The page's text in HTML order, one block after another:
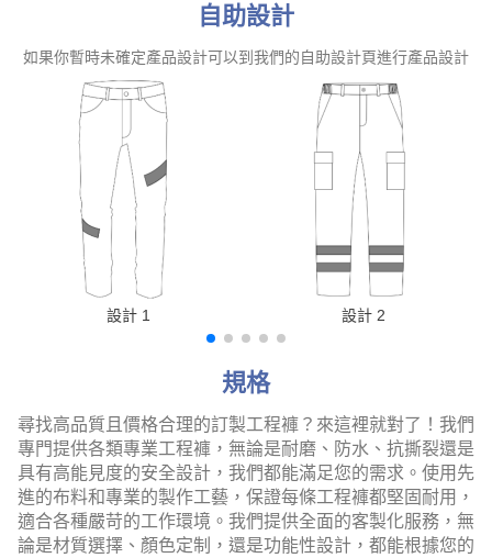
自助設計
如果你暫時未確定產品設計可以到我們的自助設計頁進行產品設計
設計 1 設計 2
規格
尋找高品質且價格合理的訂製工程褲？來這裡就對了！我們
專門提供各類專業工程褲，無論是耐磨、防水、抗撕裂還是
具有高能見度的安全設計，我們都能滿足您的需求。使用先
進的布料和專業的製作工藝，保證每條工程褲都堅固耐用，
適合各種嚴苛的工作環境。我們提供全面的客製化服務，無
論是材質選擇、顏色定制，還是功能性設計，都能根據您的